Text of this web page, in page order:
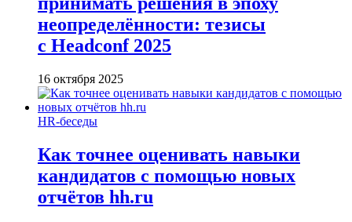
неопределённости: тезисы
с Headconf 2025
16 октября 2025
HR-беседы
Как точнее оценивать навыки
кандидатов с помощью новых
отчётов hh.ru